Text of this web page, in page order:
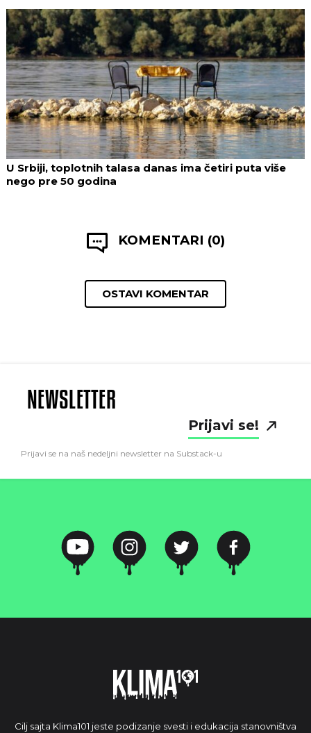
U Srbiji, toplotnih talasa danas ima četiri puta više
nego pre 50 godina
KOMENTARI (0)
OSTAVI KOMENTAR
NEWSLETTER
Prijavi se!
Prijavi se na naš nedeljni newsletter na Substack-u
Cilj sajta Klima101 jeste podizanje svesti i edukacija stanovništva